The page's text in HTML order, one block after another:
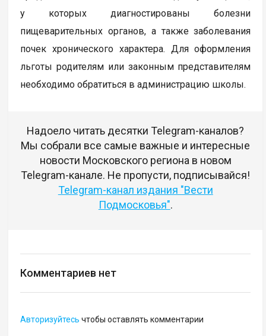
у которых диагностированы болезни
пищеварительных органов, а также заболевания
почек хронического характера. Для оформления
льготы родителям или законным представителям
необходимо обратиться в администрацию школы.
Надоело читать десятки Telegram-каналов?
Мы собрали все самые важные и интересные
новости Московского региона в новом
Telegram-канале. Не пропусти, подписывайся!
Telegram-канал издания "Вести
Подмосковья".
Комментариев нет
Авторизуйтесь чтобы оставлять комментарии